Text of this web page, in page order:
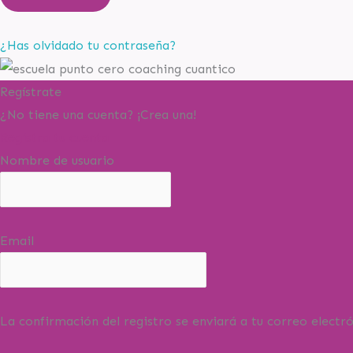
¿Has olvidado tu contraseña?
Regístrate
¿No tiene una cuenta? ¡Crea una!
Nombre de usuario
Email
La confirmación del registro se enviará a tu correo